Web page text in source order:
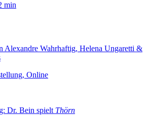
min
Alexandre Wahrhaftig, Helena Ungaretti &
Online
Dr. Bein spielt Thörn